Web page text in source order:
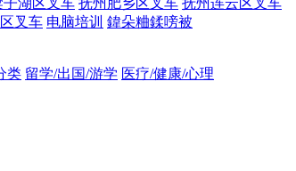
子湖区叉车 抚州肥乡区叉车 抚州连云区叉车
叉车 电脑培训 鍏朵粬鍒嗙被
类 留学/出国/游学 医疗/健康/心理